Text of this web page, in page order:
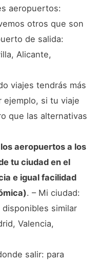
aeropuertos:
otros que son
de salida:
Alicante,
viajes tendrás más
ejemplo, si tu viaje
que las alternativas
aeropuertos a los
tu ciudad en el
e igual facilidad
. – Mi ciudad:
similar
Valencia,
salir: para